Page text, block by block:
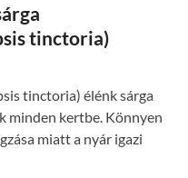
tinctoria)
tinctoria) élénk sárga
minden kertbe. Könnyen
miatt a nyár igazi